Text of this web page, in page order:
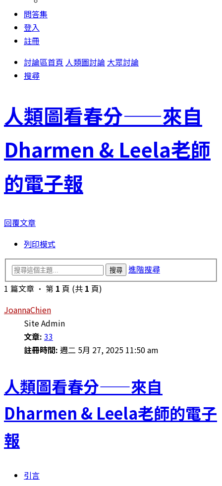
問答集
登入
註冊
討論區首頁 人類圖討論 大眾討論
搜尋
人類圖看春分——來自
Dharmen & Leela老師
的電子報
回覆文章
列印模式
搜尋
進階搜尋
1 篇文章 • 第 1 頁 (共 1 頁)
JoannaChien
Site Admin
文章: 33
註冊時間: 週二 5月 27, 2025 11:50 am
人類圖看春分——來自
Dharmen & Leela老師的電子
報
引言